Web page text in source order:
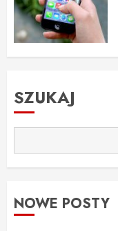
SZUKAJ
NOWE POSTY